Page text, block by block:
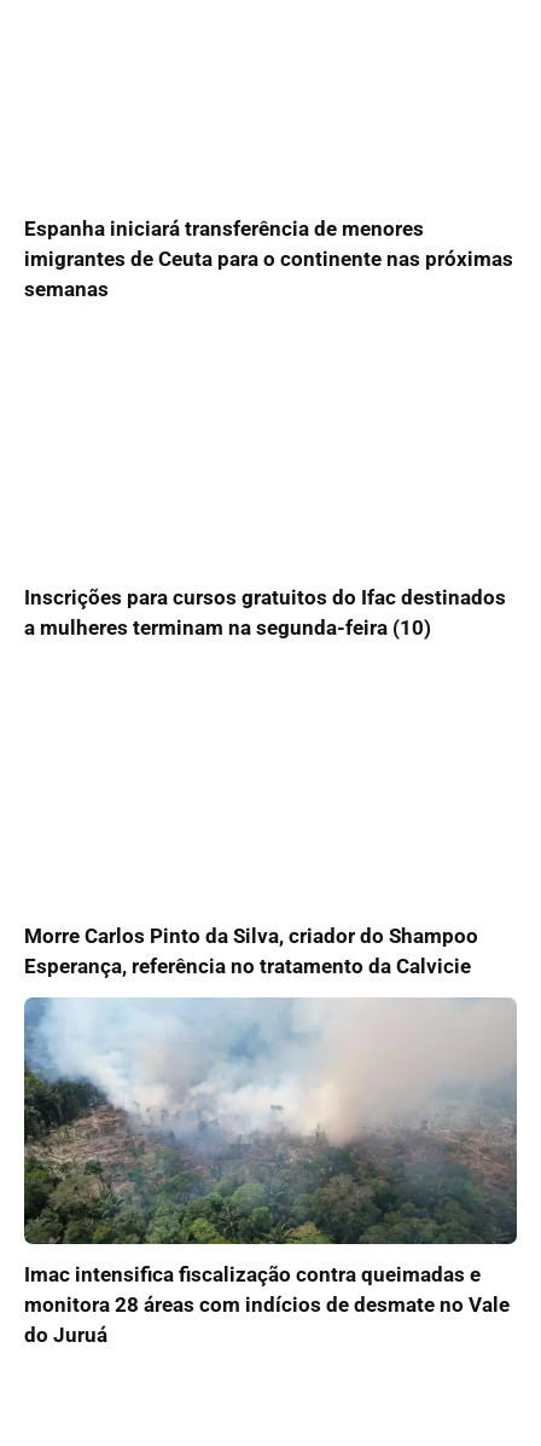
Espanha iniciará transferência de menores
imigrantes de Ceuta para o continente nas próximas
semanas
Inscrições para cursos gratuitos do Ifac destinados
a mulheres terminam na segunda-feira (10)
Morre Carlos Pinto da Silva, criador do Shampoo
Esperança, referência no tratamento da Calvicie
Imac intensifica fiscalização contra queimadas e
monitora 28 áreas com indícios de desmate no Vale
do Juruá